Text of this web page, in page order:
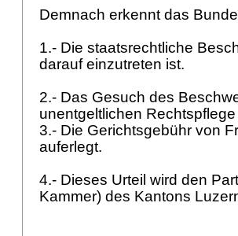
Demnach erkennt das
1.- Die staatsrechtliche
darauf einzutreten ist.
2.- Das Gesuch des
unentgeltlichen
3.- Die Gerichtsgebühr von
auferlegt.
4.- Dieses Urteil wird den
Kammer) des Kantons